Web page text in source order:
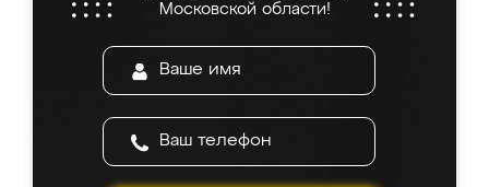
Московской области!